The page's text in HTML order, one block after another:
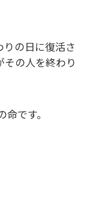
の日に復活さ
の人を終わり
です。